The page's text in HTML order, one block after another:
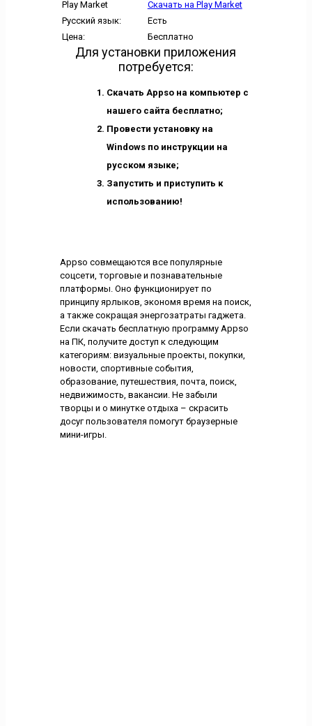
Play Market
Скачать на Play Market
Русский язык:
Есть
Цена:
Бесплатно
Для установки приложения
потребуется:
Скачать Appso на компьютер с
нашего сайта бесплатно;
Провести установку на
Windows по инструкции на
русском языке;
Запустить и приступить к
использованию!
Appso совмещаются все популярные
соцсети, торговые и познавательные
платформы. Оно функционирует по
принципу ярлыков, экономя время на поиск,
а также сокращая энергозатраты гаджета.
Если скачать бесплатную программу Appso
на ПК, получите доступ к следующим
категориям: визуальные проекты, покупки,
новости, спортивные события,
образование, путешествия, почта, поиск,
недвижимость, вакансии. Не забыли
творцы и о минутке отдыха – скрасить
досуг пользователя помогут браузерные
мини-игры.